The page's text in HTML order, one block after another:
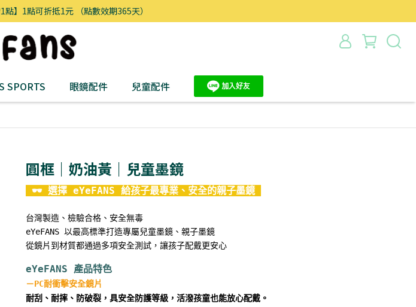
】1點可折抵1元 （點數效期365天）
SPORTS 眼鏡配件 兒童配件
圓框｜奶油黃｜兒童墨鏡
🕶 選擇 eYeFANS 給孩子最專業、安全的親子墨鏡
eYeFANS 以最高標準打造專屬兒童墨鏡、親子墨鏡
從鏡片到材質都通過多項安全測試，讓孩子配戴更安心